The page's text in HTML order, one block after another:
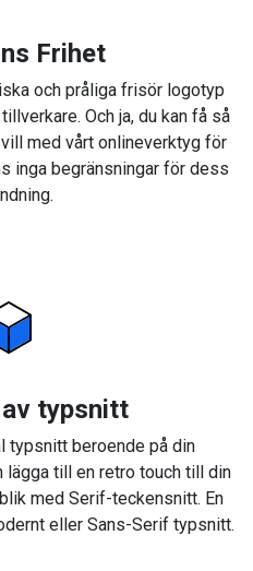
Frihet
och pråliga frisör logotyp
Och ja, du kan få så
med vårt onlineverktyg för
inga begränsningar för dess
typsnitt
typsnitt beroende på din
lägga till en retro touch till din
med Serif-teckensnitt. En
eller Sans-Serif typsnitt.